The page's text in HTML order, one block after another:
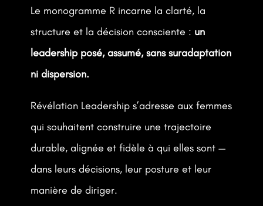
Le monogramme R incarne la clarté, la
structure et la décision consciente : un
leadership posé, assumé, sans suradaptation
ni dispersion.
Révélation Leadership s’adresse aux femmes
qui souhaitent construire une trajectoire
durable, alignée et fidèle à qui elles sont —
dans leurs décisions, leur posture et leur
manière de diriger.